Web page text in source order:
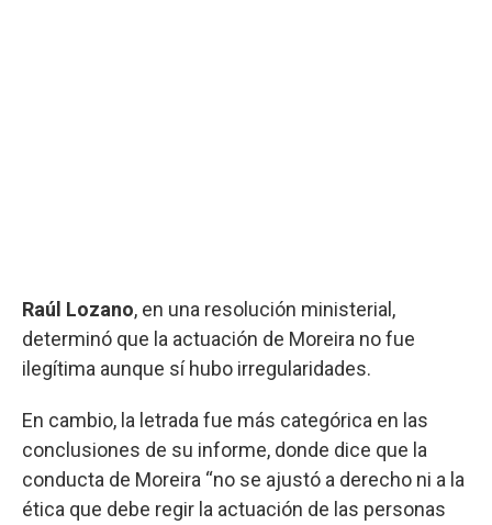
Raúl Lozano, en una resolución ministerial,
determinó que la actuación de Moreira no fue
ilegítima aunque sí hubo irregularidades.
En cambio, la letrada fue más categórica en las
conclusiones de su informe, donde dice que la
conducta de Moreira “no se ajustó a derecho ni a la
ética que debe regir la actuación de las personas